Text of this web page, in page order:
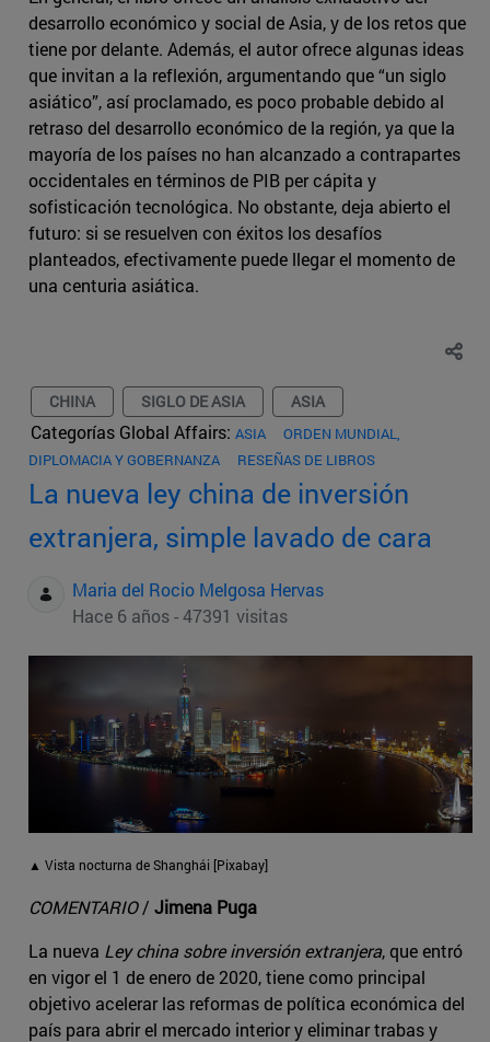
desarrollo económico y social de Asia, y de los retos que
tiene por delante. Además, el autor ofrece algunas ideas
que invitan a la reflexión, argumentando que “un siglo
asiático”, así proclamado, es poco probable debido al
retraso del desarrollo económico de la región, ya que la
mayoría de los países no han alcanzado a contrapartes
occidentales en términos de PIB per cápita y
sofisticación tecnológica. No obstante, deja abierto el
futuro: si se resuelven con éxitos los desafíos
planteados, efectivamente puede llegar el momento de
una centuria asiática.
CHINA SIGLO DE ASIA ASIA
Categorías Global Affairs: ASIA
ORDEN MUNDIAL,
DIPLOMACIA Y GOBERNANZA
RESEÑAS DE LIBROS
La nueva ley china de inversión
extranjera, simple lavado de cara
Maria del Rocio Melgosa Hervas
Hace 6 años - 47391 visitas
▲ Vista nocturna de Shanghái [Pixabay]
COMENTARIO/ Jimena Puga
La nueva Ley china sobre inversión extranjera, que entró
en vigor el 1 de enero de 2020, tiene como principal
objetivo acelerar las reformas de política económica del
país para abrir el mercado interior y eliminar trabas y